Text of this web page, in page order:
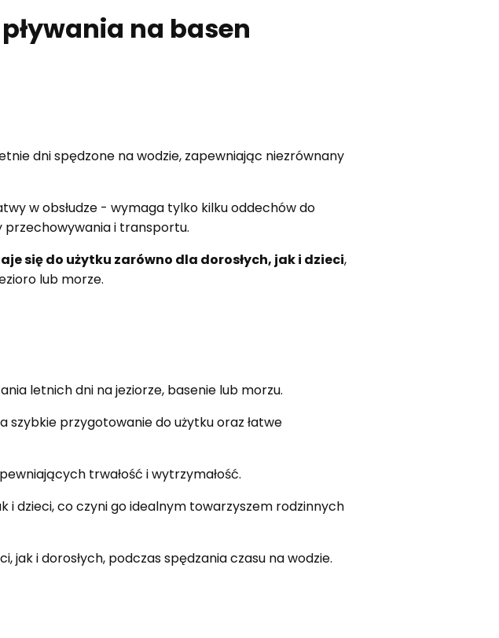
na basen
dni spędzone na wodzie, zapewniając niezrównany
w obsłudze - wymaga tylko kilku oddechów do
przechowywania i transportu.
się do użytku zarówno dla dorosłych, jak i dzieci,
lub morze.
letnich dni na jeziorze, basenie lub morzu.
szybkie przygotowanie do użytku oraz łatwe
trwałość i wytrzymałość.
i dzieci, co czyni go idealnym towarzyszem rodzinnych
jak i dorosłych, podczas spędzania czasu na wodzie.